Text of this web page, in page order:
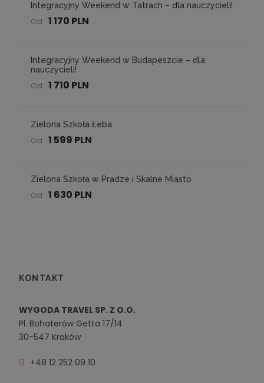
Integracyjny Weekend w Tatrach – dla nauczycieli!
Od 1 170 PLN
Integracyjny Weekend w Budapeszcie – dla
nauczycieli!
Od 1 710 PLN
Zielona Szkoła Łeba
Od 1 599 PLN
Zielona Szkoła w Pradze i Skalne Miasto
Od 1 630 PLN
KONTAKT
WYGODA TRAVEL SP. Z O.O.
Pl. Bohaterów Getta 17/14
30-547 Kraków
+48 12 252 09 10